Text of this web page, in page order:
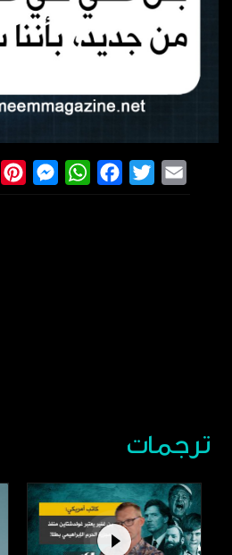
LinkedInPinterestMessengerWhatsAppFacebook
Twitter
ترجمات